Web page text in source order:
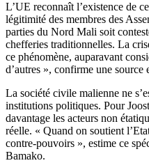
L’UE reconnaît l’existence de
légitimité des membres des
parties du Nord Mali soit
chefferies traditionnelles. La
ce phénomène, auparavant
d’autres », confirme une source
La société civile malienne ne
institutions politiques. Pour
davantage les acteurs non
réelle. « Quand on soutient
contre-pouvoirs », estime ce
Bamako.